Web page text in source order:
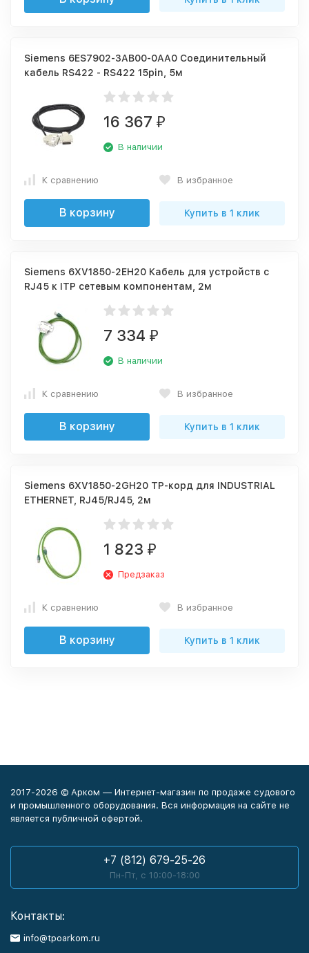
Siemens 6ES7902-3AB00-0AA0 Соединительный
кабель RS422 - RS422 15pin, 5м
16 367 ₽
В наличии
К сравнению В избранное
В корзину Купить в 1 клик
Siemens 6XV1850-2EH20 Кабель для устройств с
RJ45 к ITP сетевым компонентам, 2м
7 334 ₽
В наличии
К сравнению В избранное
В корзину Купить в 1 клик
Siemens 6XV1850-2GH20 TP-корд для INDUSTRIAL
ETHERNET, RJ45/RJ45, 2м
1 823 ₽
Предзаказ
К сравнению В избранное
В корзину Купить в 1 клик
2017-2026 © Арком — Интернет-магазин по продаже судового
и промышленного оборудования. Вся информация на сайте не
является публичной офертой.
+7 (812) 679-25-26
Пн-Пт, с 10:00-18:00
Контакты:
info@tpoarkom.ru